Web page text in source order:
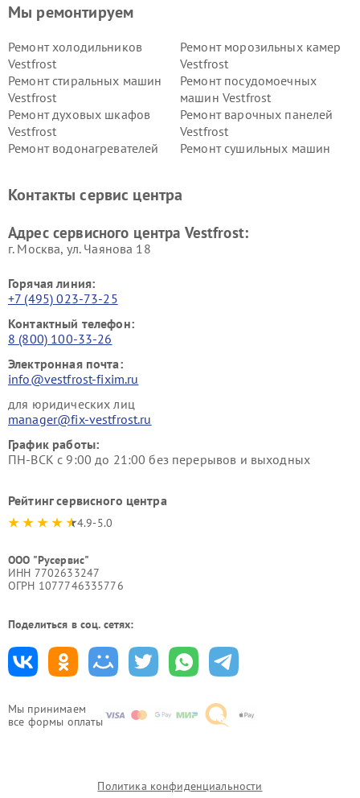
Мы принимаем
все формы оплаты
Мы ремонтируем
Ремонт холодильников
Vestfrost
Ремонт морозильных камер
Vestfrost
Ремонт стиральных машин
Vestfrost
Ремонт посудомоечных
машин Vestfrost
Ремонт духовых шкафов
Vestfrost
Ремонт варочных панелей
Vestfrost
Ремонт водонагревателей
Ремонт сушильных машин
Vestfrost
Контакты сервис центра
Адрес сервисного центра Vestfrost:
г. Москва, ул. Чаянова 18
Горячая линия:
+7 (495) 023-73-25
Контактный телефон:
8 (800) 100-33-26
Электронная почта:
info@vestfrost-fixim.ru
для юридических лиц
manager@fix-vestfrost.ru
График работы:
ПН-ВСК с 9:00 до 21:00 без перерывов и выходных
Рейтинг сервисного центра
4.9-5.0
ООО "Русервис"
ИНН 7702633247
ОГРН 1077746335776
Поделиться в соц. сетях:
Политика конфиденциальности